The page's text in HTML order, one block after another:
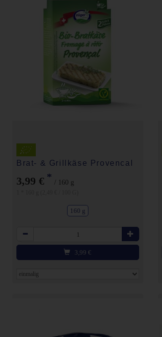
Brat- & Grillkäse Provencal
3,99 € * / 160 g
160 g
Anzahl
3,99 €